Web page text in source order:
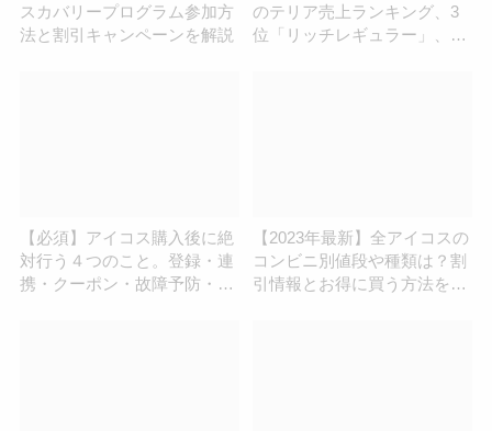
スカバリープログラム参加方
法と割引キャンペーンを解説
のテリア売上ランキング、3
位「リッチレギュラー」、2
【必須】アイコス購入後に絶
対行う４つのこと。登録・連
携・クーポン・故障予防・
【2023年最新】全アイコスの
コンビニ別値段や種類は？割
引情報とお得に買う方法を紹